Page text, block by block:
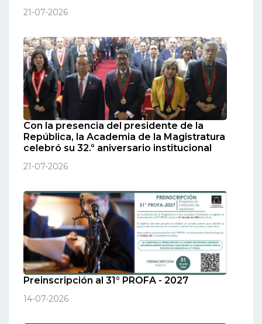
21-07-2026
Con la presencia del presidente de la
República, la Academia de la Magistratura
celebró su 32.º aniversario institucional
21-07-2026
Preinscripción al 31° PROFA - 2027
14-07-2026